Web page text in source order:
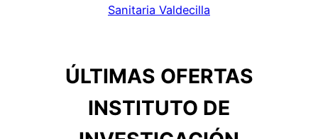
Sanitaria Valdecilla
ÚLTIMAS OFERTAS
INSTITUTO DE